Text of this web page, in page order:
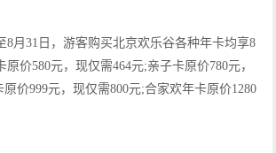
31日，游客购买北京欢乐谷各种年卡均享8
价580元，现仅需464元;亲子卡原价780元，
价999元，现仅需800元;合家欢年卡原价1280